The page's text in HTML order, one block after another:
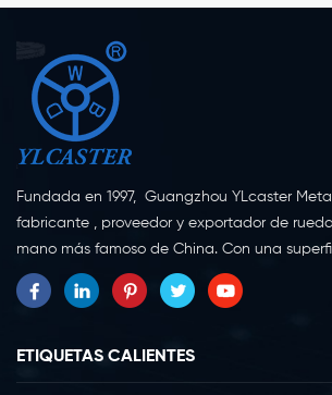
Fundada en 1997, Guangzhou YLcaster
fabricante , proveedor y exportador de
mano más famoso de China. Con una
metros cuadrados, ubicada en la ciudad de
provincia de Guangdong, con más de 20
producción. Como fabricante profesional de
durante más de 20 años, nuestra empresa
ETIQUETAS CALIENTES